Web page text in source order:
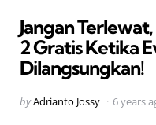
Jangan
2 Gratis Ketika
Dilangsungkan!
Posted
byAdrianto Jossy 6 years